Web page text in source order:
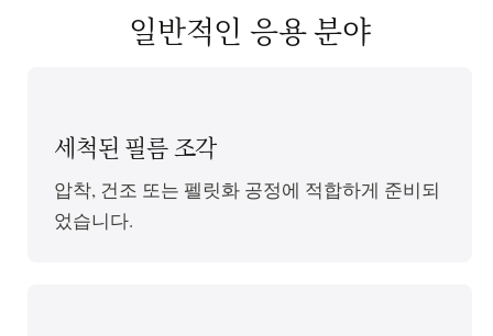
일반적인 응용 분야
세척된 필름 조각
압착, 건조 또는 펠릿화 공정에 적합하게 준비되
었습니다.